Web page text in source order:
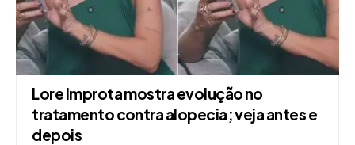
Lore Improta mostra evolução no
tratamento contra alopecia; veja antes e
depois